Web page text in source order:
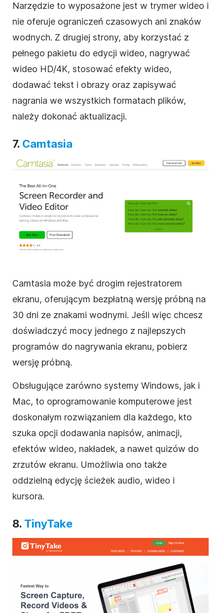
Narzędzie to wyposażone jest w trymer wideo i
nie oferuje ograniczeń czasowych ani znaków
wodnych. Z drugiej strony, aby korzystać z
pełnego pakietu do edycji wideo, nagrywać
wideo HD/4K, stosować efekty wideo,
dodawać tekst i obrazy oraz zapisywać
nagrania we wszystkich formatach plików,
należy dokonać aktualizacji.
7. Camtasia
Camtasia może być drogim rejestratorem
ekranu, oferującym bezpłatną wersję próbną na
30 dni ze znakami wodnymi. Jeśli więc chcesz
doświadczyć mocy jednego z najlepszych
programów do nagrywania ekranu, pobierz
wersję próbną.
Obsługujące zarówno systemy Windows, jak i
Mac, to oprogramowanie komputerowe jest
doskonałym rozwiązaniem dla każdego, kto
szuka opcji dodawania napisów, animacji,
efektów wideo, nakładek, a nawet quizów do
zrzutów ekranu. Umożliwia ono także
oddzielną edycję ścieżek audio, wideo i
kursora.
8. TinyTake